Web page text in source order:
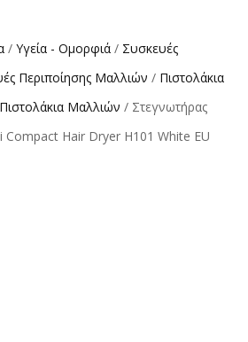
/ Υγεία - Ομορφιά/ Συσκευές
Περιποίησης Μαλλιών / Πιστολάκια
Μαλλιών / Στεγνωτήρας
Hair Dryer H101 White EU